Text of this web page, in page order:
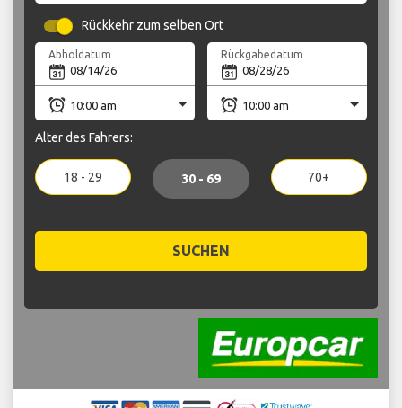
Rückkehr zum selben Ort
Abholdatum Rückgabedatum
Alter des Fahrers:
18 - 29 30 - 69 70+
SUCHEN